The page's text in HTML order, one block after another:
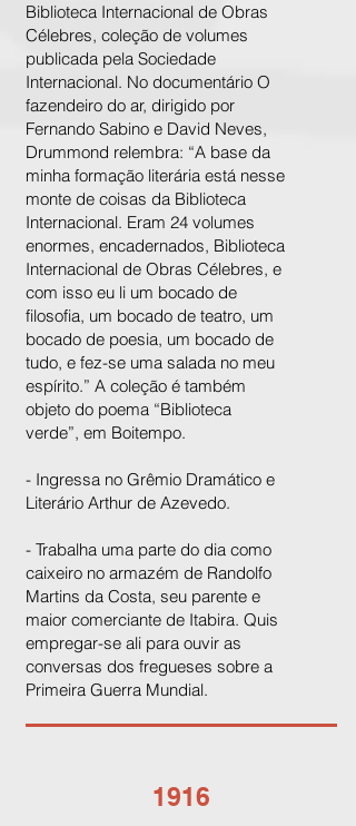
Biblioteca Internacional de Obras
Célebres, coleção de volumes
publicada pela Sociedade
Internacional. No documentário O
fazendeiro do ar, dirigido por
Fernando Sabino e David Neves,
Drummond relembra: “A base da
minha formação literária está nesse
monte de coisas da Biblioteca
Internacional. Eram 24 volumes
enormes, encadernados, Biblioteca
Internacional de Obras Célebres, e
com isso eu li um bocado de
filosofia, um bocado de teatro, um
bocado de poesia, um bocado de
tudo, e fez-se uma salada no meu
espírito.” A coleção é também
objeto do poema “Biblioteca
verde”, em Boitempo.
- Ingressa no Grêmio Dramático e
Literário Arthur de Azevedo.
- Trabalha uma parte do dia como
caixeiro no armazém de Randolfo
Martins da Costa, seu parente e
maior comerciante de Itabira. Quis
empregar-se ali para ouvir as
conversas dos fregueses sobre a
Primeira Guerra Mundial.
1916